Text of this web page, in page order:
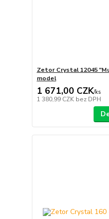
Zetor Crystal 12045
model
1 671,00 CZK/ks
1 380,99 CZK bez DPH